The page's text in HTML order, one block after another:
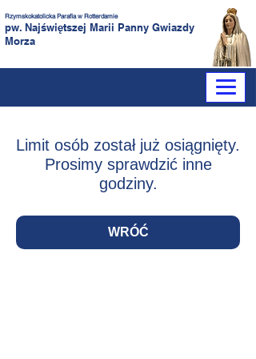
Rzymskokatolicka Parafiaw Rotterdamie
pw. Najświętszej Marii Panny Gwiazdy
Morza
Limit osób został już osiągnięty.
Prosimy sprawdzić inne
godziny.
WRÓĆ